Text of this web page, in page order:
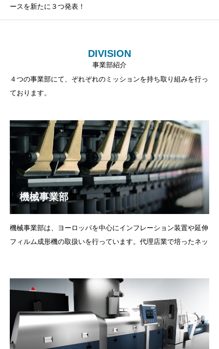
ースを新たに３つ発表！
DIVISION
事業部紹介
４つの事業部にて、ぞれぞれのミッションを持ち取り組みを行っ
ております。
機械事業部
機械事業部は、ヨーロッパを中心にインフレーション装置や延伸
フィルム成形機の取扱いを行っています。代理店業で培ったネッ